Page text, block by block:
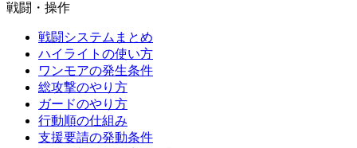
戦闘・操作
戦闘システムまとめ
ハイライトの使い方
ワンモアの発生条件
総攻撃のやり方
ガードのやり方
行動順の仕組み
支援要請の発動条件